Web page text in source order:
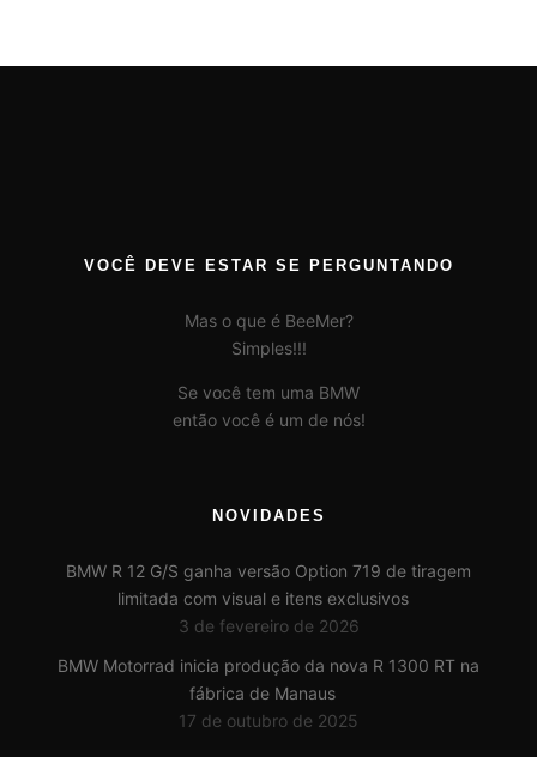
VOCÊ DEVE ESTAR SE PERGUNTANDO
Mas o que é BeeMer?
Simples!!!
Se você tem uma BMW
então você é um de nós!
NOVIDADES
BMW R 12 G/S ganha versão Option 719 de tiragem
limitada com visual e itens exclusivos
3 de fevereiro de 2026
BMW Motorrad inicia produção da nova R 1300 RT na
fábrica de Manaus
17 de outubro de 2025